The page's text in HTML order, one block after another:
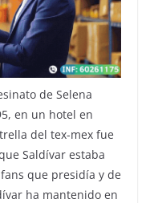
de Selena
en un hotel en
del tex-mex fue
Saldívar estaba
que presidía y de
ha mantenido en